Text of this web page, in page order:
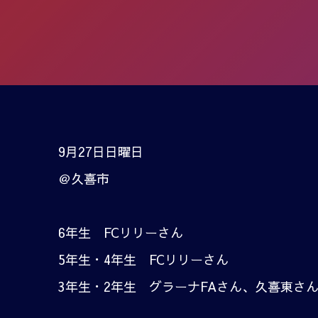
9月27日日曜日
＠久喜市
6年生 FCリリーさん
5年生・4年生 FCリリーさん
3年生・2年生 グラーナFAさん、久喜東さん